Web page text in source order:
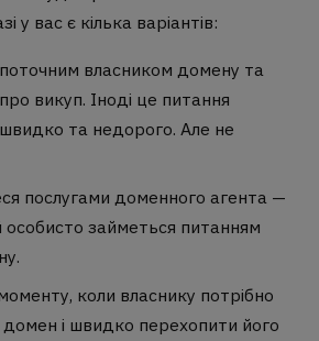
у вас є кілька варіантів:
власником домену та
викуп. Іноді це питання
та недорого. Але не
послугами доменного агента —
особисто займеться питанням
коли власнику потрібно
і швидко перехопити його